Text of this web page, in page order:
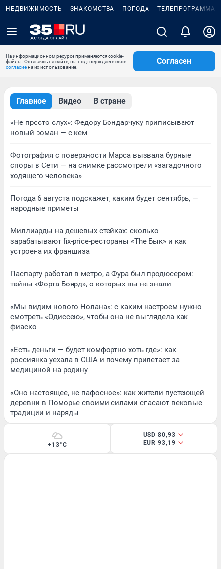
НЕДВИЖИМОСТЬ ЗНАКОМСТВА ПОГОДА ТЕЛЕПРОГРАММА
На информационном ресурсе применяются cookie-
файлы. Оставаясь на сайте, вы подтверждаете свое
согласиена их использование.
Согласен
Главное Видео В стране
«Не просто слух»: Федору Бондарчуку приписывают
новый роман — с кем
Фотография с поверхности Марса вызвала бурные
споры в Сети — на снимке рассмотрели «загадочного
ходящего человека»
Погода 6 августа подскажет, каким будет сентябрь, —
народные приметы
Миллиарды на дешевых стейках: сколько
зарабатывают fix-price-рестораны «The Бык» и как
устроена их франшиза
Паспарту работал в метро, а Фура был продюсером:
тайны «Форта Боярд», о которых вы не знали
«Мы видим нового Нолана»: с каким настроем нужно
смотреть «Одиссею», чтобы она не выглядела как
фиаско
«Есть деньги — будет комфортно хоть где»: как
россиянка уехала в США и почему прилетает за
медициной на родину
«Оно настоящее, не пафосное»: как жители пустеющей
деревни в Поморье своими силами спасают вековые
традиции и наряды
+13°C
USD 80,93
EUR 93,19